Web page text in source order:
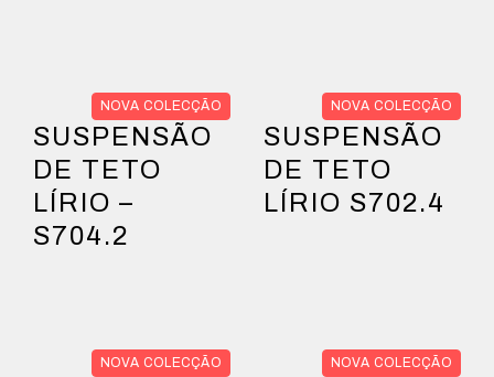
NOVA COLECÇÃO
SUSPENSÃO
DE TETO
LÍRIO –
S704.2
NOVA COLECÇÃO
SUSPENSÃO
DE TETO
LÍRIO S702.4
NOVA COLECÇÃO NOVA COLECÇÃO